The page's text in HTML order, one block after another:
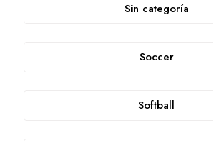
Sin categoría
Soccer
Softball